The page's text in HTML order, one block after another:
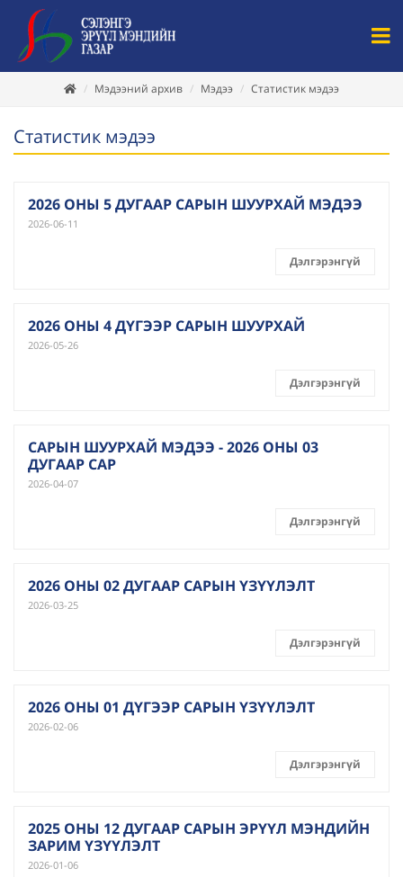
Мэдээний архив Мэдээ Статистик мэдээ
Статистик мэдээ
2026 ОНЫ 5 ДУГААР САРЫН ШУУРХАЙ МЭДЭЭ
2026-06-11
Дэлгэрэнгүй
2026 ОНЫ 4 ДҮГЭЭР САРЫН ШУУРХАЙ
2026-05-26
Дэлгэрэнгүй
САРЫН ШУУРХАЙ МЭДЭЭ - 2026 ОНЫ 03
ДУГААР САР
2026-04-07
Дэлгэрэнгүй
2026 ОНЫ 02 ДУГААР САРЫН ҮЗҮҮЛЭЛТ
2026-03-25
Дэлгэрэнгүй
2026 ОНЫ 01 ДҮГЭЭР САРЫН ҮЗҮҮЛЭЛТ
2026-02-06
Дэлгэрэнгүй
2025 ОНЫ 12 ДУГААР САРЫН ЭРҮҮЛ МЭНДИЙН
ЗАРИМ ҮЗҮҮЛЭЛТ
2026-01-06